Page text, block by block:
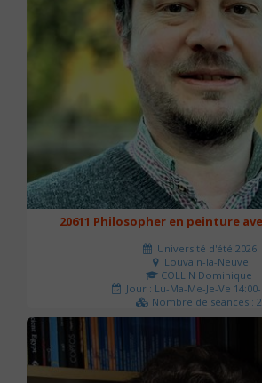
20611 Philosopher en peinture
Université d'été 2026
Louvain-la-Neuve
COLLIN Dominique
Jour : Lu-Ma-Me-Je-Ve
Nombre de séances : 2
51 €